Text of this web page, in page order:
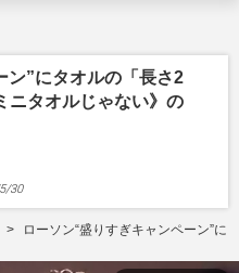
ン”にタオルの「長さ2
ニタオルじゃない》の
30
ローソン“盛りすぎキャンペーン”